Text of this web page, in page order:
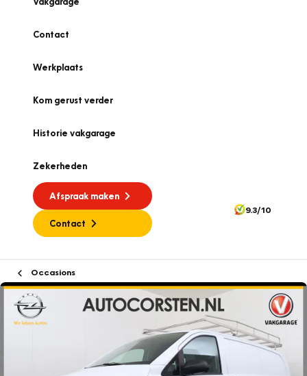
Contact
Werkplaats
Kom gerust verder
Historie vakgarage
Zekerheden
Afspraak maken
Contact
9.3/10
Occasions